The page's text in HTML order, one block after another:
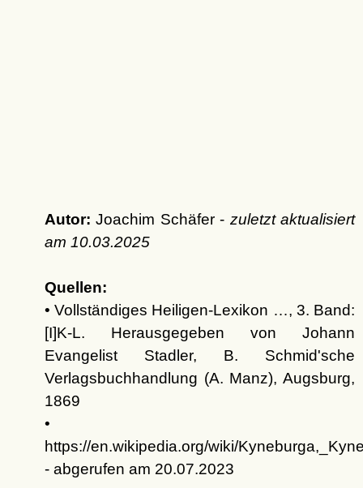
Autor: Joachim Schäfer - zuletzt aktualisiert
am 10.03.2025
Quellen:
• Vollständiges Heiligen-Lexikon …, 3. Band:
[I]K-L. Herausgegeben von Johann
Evangelist Stadler, B. Schmid'sche
Verlagsbuchhandlung (A. Manz), Augsburg,
1869
•
https://en.wikipedia.org/wiki/
- abgerufen am 20.07.2023